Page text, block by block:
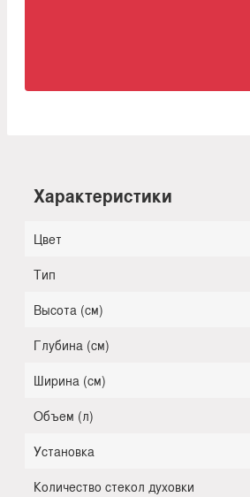
Характеристики
Цвет
Тип
Высота (см)
Глубина (см)
Ширина (см)
Объем (л)
Установка
Количество стекол духовки